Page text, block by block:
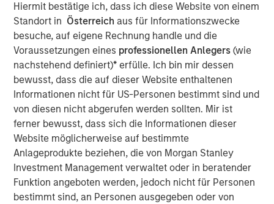
Hiermit bestätige ich, dass ich diese Website von einem
Standort in Österreich aus für Informationszwecke
besuche, auf eigene Rechnung handle und die
Voraussetzungen eines professionellen Anlegers(wie
nachstehend definiert)* erfülle. Ich bin mir dessen
bewusst, dass die auf dieser Website enthaltenen
Informationen nicht für US-Personen bestimmt sind und
von diesen nicht abgerufen werden sollten. Mir ist
ferner bewusst, dass sich die Informationen dieser
Website möglicherweise auf bestimmte
Anlageprodukte beziehen, die von Morgan Stanley
Investment Management verwaltet oder in beratender
Funktion angeboten werden, jedoch nicht für Personen
bestimmt sind, an Personen ausgegeben oder von
the predecessor fund, Ashbridge Transformational
Secondaries Fund I (Ashbridge I), which closed in 2018 at
$675 million. Ashbridge II is one of the largest funds
raised to date that is focused exclusively on single asset
GP-led continuation vehicles. Investors include a
sophisticated group of public and private pension funds,
sovereign wealth funds, non-profits, fund of funds, family
offices and high net worth individuals from around the
world.
Part of MSIM’s $200 billion alternative investments
business, Ashbridge II seeks to invest in the highest
performing assets in middle market private equity funds,
providing general partners with additional time and